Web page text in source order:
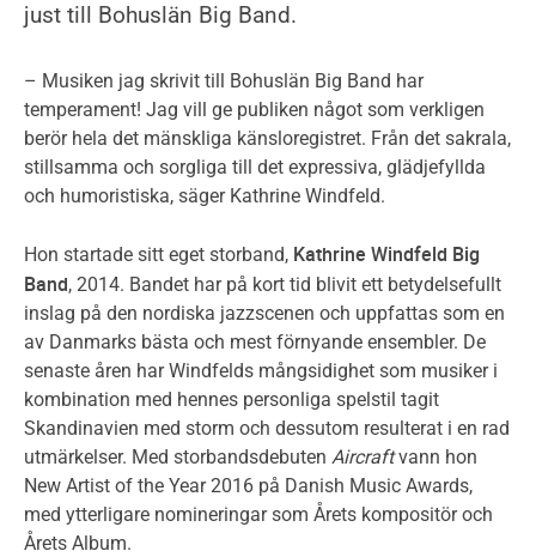
just till Bohuslän Big Band.
– Musiken jag skrivit till Bohuslän Big Band har
temperament! Jag vill ge publiken något som verkligen
berör hela det mänskliga känsloregistret. Från det sakrala,
stillsamma och sorgliga till det expressiva, glädjefyllda
och humoristiska, säger Kathrine Windfeld.
Hon startade sitt eget storband, Kathrine Windfeld Big
Band, 2014. Bandet har på kort tid blivit ett betydelsefullt
inslag på den nordiska jazzscenen och uppfattas som en
av Danmarks bästa och mest förnyande ensembler. De
senaste åren har Windfelds mångsidighet som musiker i
kombination med hennes personliga spelstil tagit
Skandinavien med storm och dessutom resulterat i en rad
utmärkelser. Med storbandsdebuten Aircraftvann hon
New Artist of the Year 2016 på Danish Music Awards,
med ytterligare nomineringar som Årets kompositör och
Årets Album.